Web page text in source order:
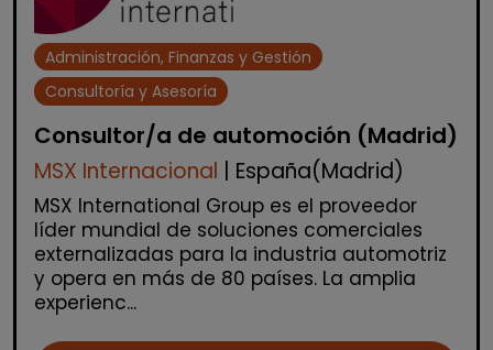
Administración, Finanzas y Gestión
Consultoría y Asesoría
Consultor/a de automoción (Madrid)
MSX Internacional | España(Madrid)
MSX International Group es el proveedor
líder mundial de soluciones comerciales
externalizadas para la industria automotriz
y opera en más de 80 países. La amplia
experienc...